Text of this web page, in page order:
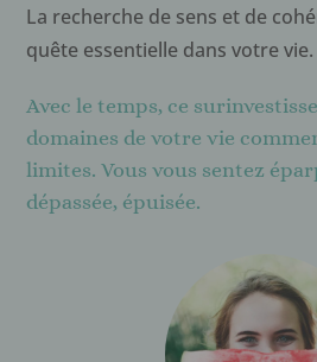
La recherche de sens et de
quête essentielle dans votre vie.
Avec le temps, ce
domaines de votre vie
limites. Vous vous sentez
dépassée, épuisée.